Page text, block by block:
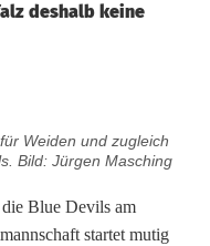
deshalb keine
Weiden und zugleich
Bild: Jürgen Masching
Blue Devils am
startet mutig